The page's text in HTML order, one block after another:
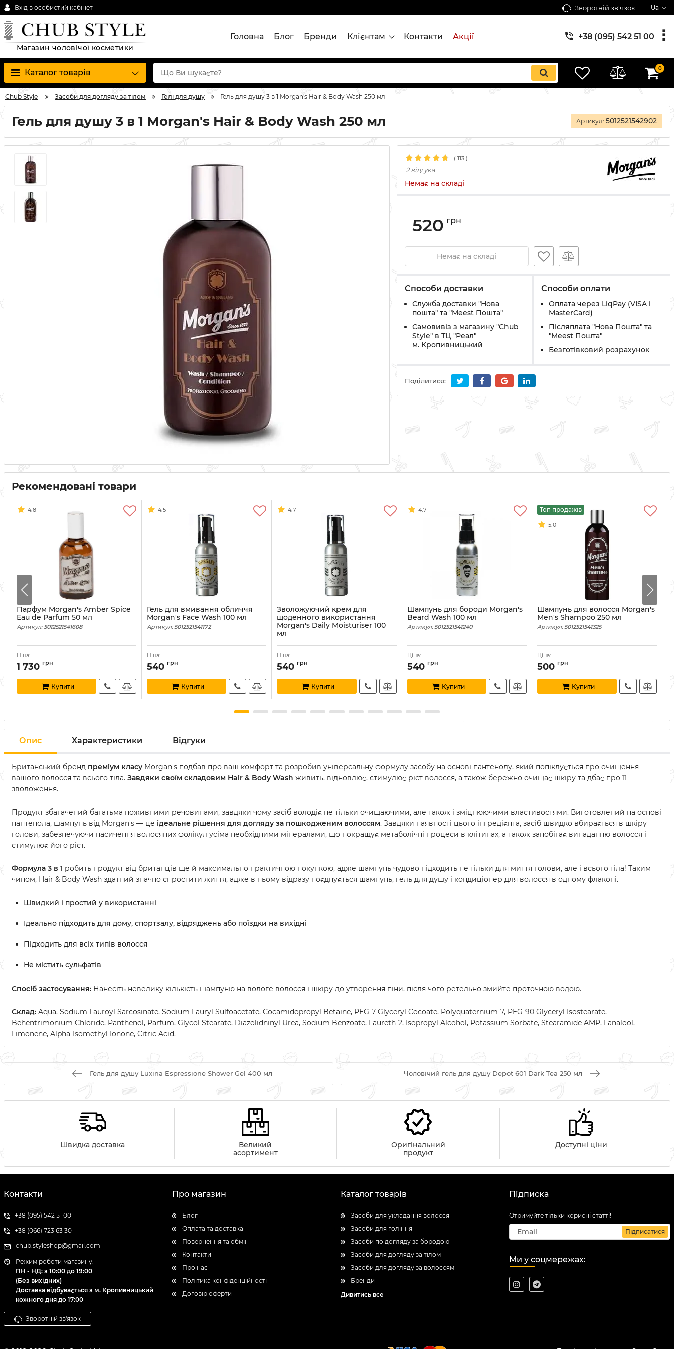
Вхід в особистий кабінет Зворотній зв'язок Ua
Магазин чоловічої косметики
Головна Блог Бренди Клієнтам Контакти Акції +38 (095) 542 51 00
Каталог товарів 0
Chub Style Засоби для догляду за тілом Гелі для душу Гель для душу 3 в 1 Morgan's Hair & Body Wash 250 мл
Гель для душу 3 в 1 Morgan's Hair & Body Wash 250 мл Артикул: 5012521542902
( 113 )
2 відгука
Немає на складі
520 грн
Немає на складі
Способи доставки
Служба доставки "Нова
пошта" та "Meest Пошта"
Самовивіз з магазину "Chub
Style" в ТЦ "Реал"
м. Кропивницький
Способи оплати
Оплата через LiqPay (VISA і
MasterCard)
Післяплата "Нова Пошта" та
"Meest Пошта"
Безготівковий розрахунок
Поділитися:
Рекомендовані товари
4.8
Парфум Morgan's Amber Spice
Eau de Parfum 50 мл
Артикул: 5012521541608
Ціна:
1 730 грн
Купити
4.5
Гель для вмивання обличчя
Morgan's Face Wash 100 мл
Артикул: 5012521541172
Ціна:
540 грн
Купити
4.7
Зволожуючий крем для
щоденного використання
Morgan's Daily Moisturiser 100
мл
Ціна:
540 грн
Купити
4.7
Шампунь для бороди Morgan's
Beard Wash 100 мл
Артикул: 5012521541240
Ціна:
540 грн
Купити
Топ продажів
5.0
Шампунь для волосся Morgan's
Men's Shampoo 250 мл
Артикул: 5012521541325
Ціна:
500 грн
Купити
Опис Характеристики Відгуки
Британський бренд преміум класу Morgan's подбав про ваш комфорт та розробив універсальну формулу засобу на основі пантенолу, який попіклується про очищення
вашого волосся та всього тіла. Завдяки своїм складовим Hair & Body Wash живить, відновлює, стимулює ріст волосся, а також бережно очищає шкіру та дбає про її
зволоження.
Продукт збагачений багатьма поживними речовинами, завдяки чому засіб володіє не тільки очищаючими, але також і зміцнюючими властивостями. Виготовлений на основі
пантенола, шампунь від Morgan's — це ідеальне рішення для догляду за пошкодженим волоссям. Завдяки наявності цього інгредієнта, засіб швидко вбирається в шкіру
голови, забезпечуючи насичення волосяних фолікул усіма необхідними мінералами, що покращує метаболічні процеси в клітинах, а також запобігає випаданню волосся і
стимулює його ріст.
Формула 3 в 1 робить продукт від британців ще й максимально практичною покупкою, адже шампунь чудово підходить не тільки для миття голови, але і всього тіла! Таким
чином, Hair & Body Wash здатний значно спростити життя, адже в ньому відразу поєднується шампунь, гель для душу і кондиціонер для волосся в одному флаконі.
Швидкий і простий у використанні
Ідеально підходить для дому, спортзалу, відряджень або поїздки на вихідні
Підходить для всіх типів волосся
Не містить сульфатів
Спосіб застосування: Нанесіть невелику кількість шампуню на вологе волосся і шкіру до утворення піни, після чого ретельно змийте проточною водою.
Склад: Aqua, Sodium Lauroyl Sarcosinate, Sodium Lauryl Sulfoacetate, Cocamidopropyl Betaine, PEG-7 Glyceryl Cocoate, Polyquaternium-7, PEG-90 Glyceryl Isostearate,
Behentrimonium Chloride, Panthenol, Parfum, Glycol Stearate, Diazolidninyl Urea, Sodium Benzoate, Laureth-2, Isopropyl Alcohol, Potassium Sorbate, Stearamide AMP, Lanalool,
Limonene, Alpha-Isomethyl Ionone, Citric Acid.
Гель для душу Luxina Espressione Shower Gel 400 мл Чоловічий гель для душу Depot 601 Dark Tea 250 мл
Швидка доставка
Великий
асортимент
Оригінальний
продукт
Доступні ціни
Контакти
+38 (095) 542 51 00
+38 (066) 723 63 30
chub.styleshop@gmail.com
Режим роботи магазину:
ПН - НД: з 10:00 до 19:00
(Без вихідних)
Доставка відбувається з м. Кропивницький
кожного дня до 17:00
Зворотній зв'язок
Про магазин
Блог
Оплата та доставка
Повернення та обмін
Контакти
Про нас
Політика конфіденційності
Договір оферти
Каталог товарів
Засоби для укладання волосся
Засоби для гоління
Засоби по догляду за бородою
Засоби для догляду за тілом
Засоби для догляду за волоссям
Бренди
Дивитись все
Підписка
Отримуйте тільки корисні статті!
Підписатися
Ми у соцмережах: